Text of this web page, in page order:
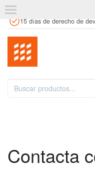
15 días de derecho de
Contacta